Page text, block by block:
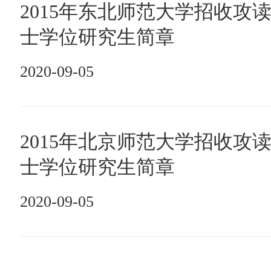
2015年东北师范大学招收攻
士学位研究生简章
2020-09-05
2015年北京师范大学招收攻
士学位研究生简章
2020-09-05